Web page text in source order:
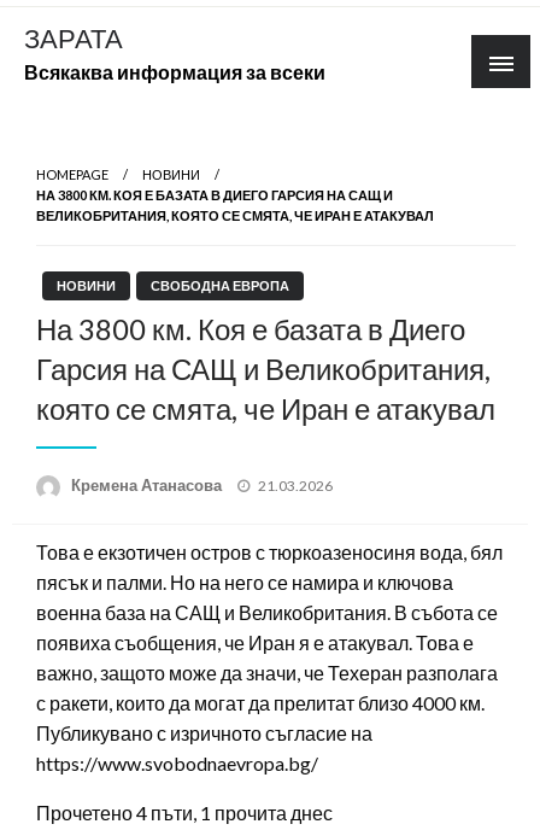
Skip
content
ЗАРАТА
Всякаква информация за всеки
HOMEPAGE
НОВИНИ
НА 3800 КМ. КОЯ Е БАЗАТА В ДИЕГО ГАРСИЯ НА САЩ И
ВЕЛИКОБРИТАНИЯ, КОЯТО СЕ СМЯТА, ЧЕ ИРАН Е АТАКУВАЛ
НОВИНИ СВОБОДНА ЕВРОПА
На 3800 км. Коя е базата в Диего
Гарсия на САЩ и Великобритания,
която се смята, че Иран е атакувал
Кремена Атанасова
Posted
21.03.2026
Това е екзотичен остров с тюркоазеносиня вода, бял
пясък и палми. Но на него се намира и ключова
военна база на САЩ и Великобритания. В събота се
появиха съобщения, че Иран я е атакувал. Това е
важно, защото може да значи, че Техеран разполага
с ракети, които да могат да прелитат близо 4000 км.
Публикувано с изричното съгласие на
https://www.svobodnaevropa.bg/
Прочетено 4 пъти, 1 прочита днес